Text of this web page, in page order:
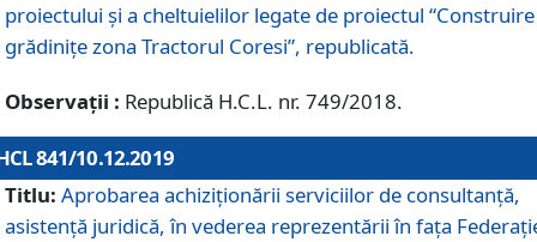
proiectului și a cheltuielilor legate de proiectul “Construire
grădinițe zona Tractorul Coresi”, republicată.
Observații : Republică H.C.L. nr. 749/2018.
841/10.12.2019
Titlu: Aprobarea achiziționării serviciilor de consultanță,
asistență juridică, în vederea reprezentării în fața